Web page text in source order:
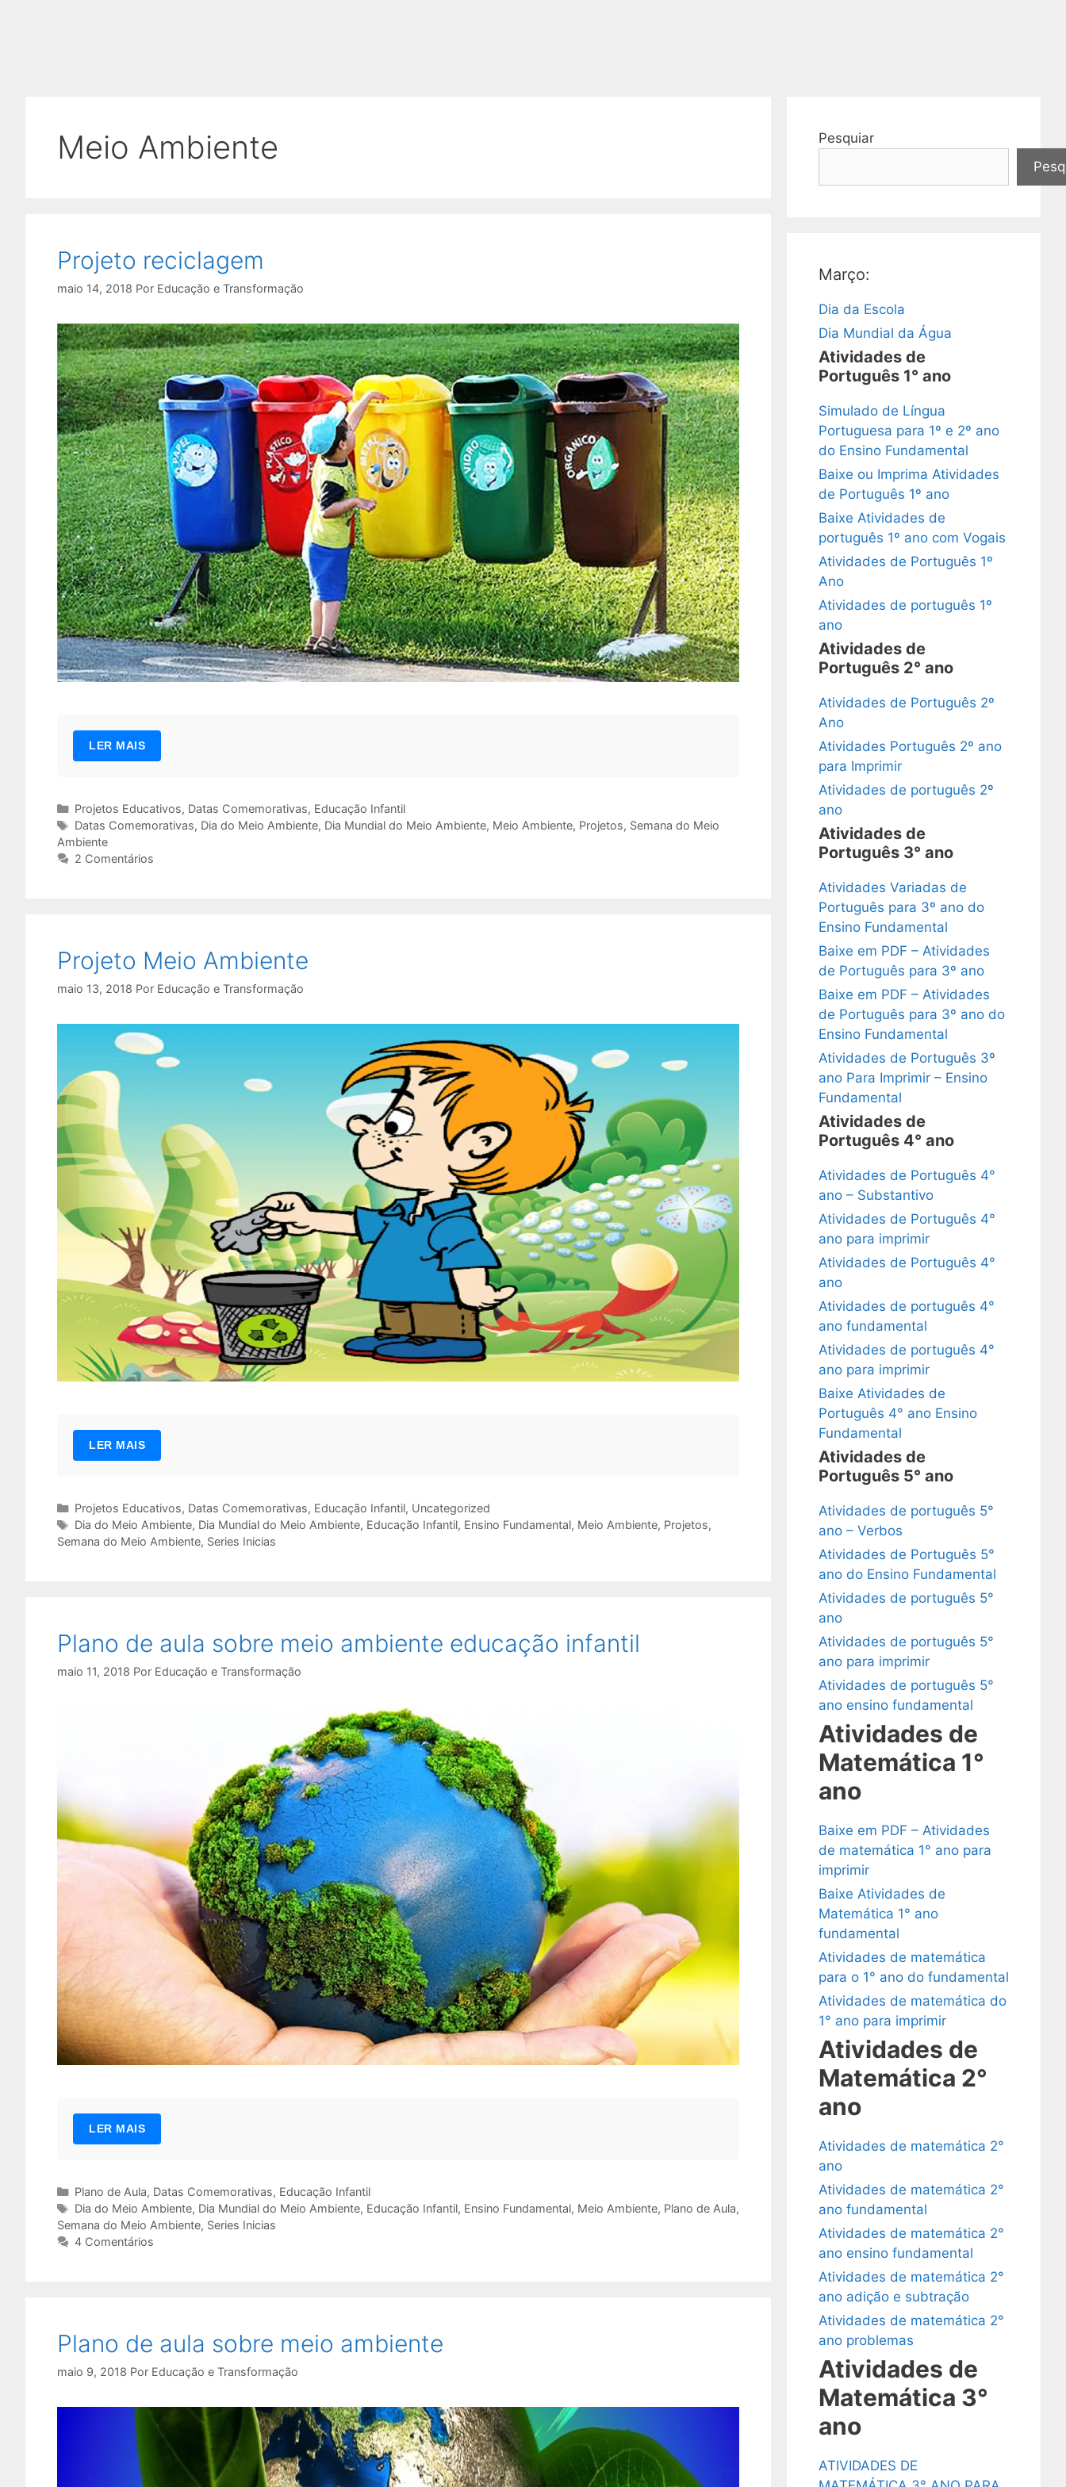
Meio Ambiente
Projeto reciclagem
maio 14, 2018 Por Educação e Transformação
LER MAIS
Categorias
Projetos Educativos, Datas Comemorativas, Educação Infantil
Tags
Datas Comemorativas, Dia do Meio Ambiente, Dia Mundial do Meio Ambiente, Meio Ambiente, Projetos, Semana do Meio
Ambiente
2 Comentários
Projeto Meio Ambiente
maio 13, 2018 Por Educação e Transformação
LER MAIS
Categorias
Projetos Educativos, Datas Comemorativas, Educação Infantil, Uncategorized
Tags
Dia do Meio Ambiente, Dia Mundial do Meio Ambiente, Educação Infantil, Ensino Fundamental, Meio Ambiente, Projetos,
Semana do Meio Ambiente, Series Inicias
Plano de aula sobre meio ambiente educação infantil
maio 11, 2018 Por Educação e Transformação
LER MAIS
Categorias
Plano de Aula, Datas Comemorativas, Educação Infantil
Tags
Dia do Meio Ambiente, Dia Mundial do Meio Ambiente, Educação Infantil, Ensino Fundamental, Meio Ambiente, Plano de Aula,
Semana do Meio Ambiente, Series Inicias
4 Comentários
Plano de aula sobre meio ambiente
maio 9, 2018 Por Educação e Transformação
Pesquiar
Março:
Dia da Escola
Dia Mundial da Água
Atividades de
Português 1° ano
Simulado de Língua
Portuguesa para 1º e 2º ano
do Ensino Fundamental
Baixe ou Imprima Atividades
de Português 1º ano
Baixe Atividades de
português 1º ano com Vogais
Atividades de Português 1º
Ano
Atividades de português 1º
ano
Atividades de
Português 2° ano
Atividades de Português 2º
Ano
Atividades Português 2º ano
para Imprimir
Atividades de português 2º
ano
Atividades de
Português 3° ano
Atividades Variadas de
Português para 3º ano do
Ensino Fundamental
Baixe em PDF – Atividades
de Português para 3º ano
Baixe em PDF – Atividades
de Português para 3º ano do
Ensino Fundamental
Atividades de Português 3º
ano Para Imprimir – Ensino
Fundamental
Atividades de
Português 4° ano
Atividades de Português 4°
ano – Substantivo
Atividades de Português 4°
ano para imprimir
Atividades de Português 4°
ano
Atividades de português 4°
ano fundamental
Atividades de português 4°
ano para imprimir
Baixe Atividades de
Português 4° ano Ensino
Fundamental
Atividades de
Português 5° ano
Atividades de português 5°
ano – Verbos
Atividades de Português 5°
ano do Ensino Fundamental
Atividades de português 5°
ano
Atividades de português 5°
ano para imprimir
Atividades de português 5°
ano ensino fundamental
Atividades de
Matemática 1°
ano
Baixe em PDF – Atividades
de matemática 1° ano para
imprimir
Baixe Atividades de
Matemática 1° ano
fundamental
Atividades de matemática
para o 1° ano do fundamental
Atividades de matemática do
1° ano para imprimir
Atividades de
Matemática 2°
ano
Atividades de matemática 2°
ano
Atividades de matemática 2°
ano fundamental
Atividades de matemática 2°
ano ensino fundamental
Atividades de matemática 2°
ano adição e subtração
Atividades de matemática 2°
ano problemas
Atividades de
Matemática 3°
ano
ATIVIDADES DE